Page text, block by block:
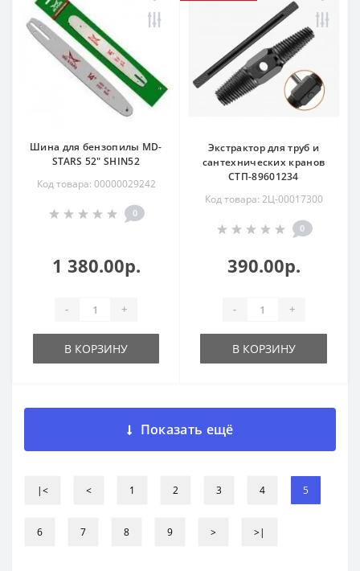
Шина для бензопилы MD-
STARS 52" SHIN52
Код товара: 00000029242
0
1 380.00р.
- +
В КОРЗИНУ
Экстрактор для труб и
сантехнических кранов
СТП-89601234
Код товара: 2Ц-00017300
0
390.00р.
- +
В КОРЗИНУ
Показать ещё
|< < 1 2 3 4 5
6 7 8 9 > >|